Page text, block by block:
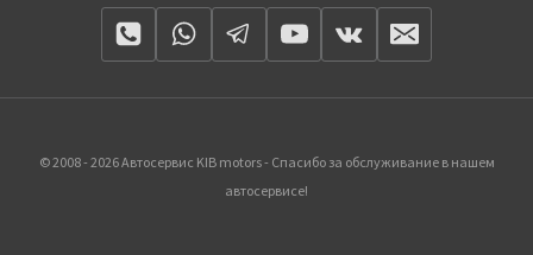
© 2008 - 2026 Автосервис KIB motors - Спасибо за обслуживание в нашем
автосервисе!